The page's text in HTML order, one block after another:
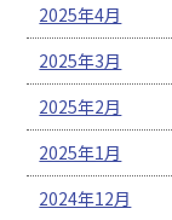
2025年4月
2025年3月
2025年2月
2025年1月
2024年12月